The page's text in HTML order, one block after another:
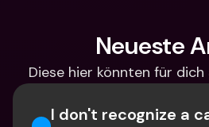
Neueste
Diese hier könnten für
I don't recognize a